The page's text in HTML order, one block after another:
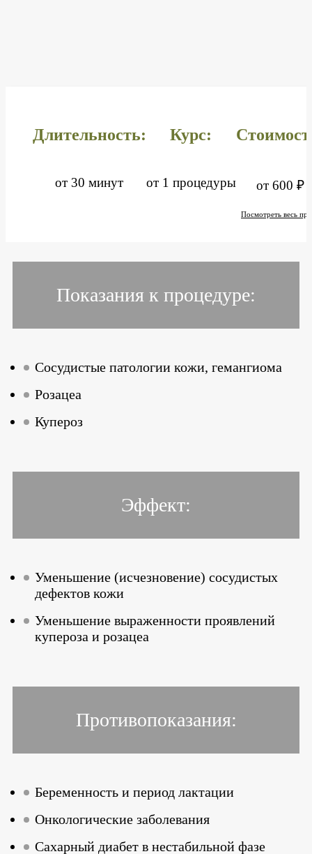
Длительность:
от 30 минут
Курс:
от 1 процедуры от 600 ₽
Посмотреть весь
Показания к процедуре:
Сосудистые патологии кожи, гемангиома
Розацеа
Купероз
Эффект:
Уменьшение (исчезновение) сосудистых
дефектов кожи
Уменьшение выраженности проявлений
купероза и розацеа
Противопоказания:
Беременность и период лактации
Онкологические заболевания
Сахарный диабет в нестабильной фазе